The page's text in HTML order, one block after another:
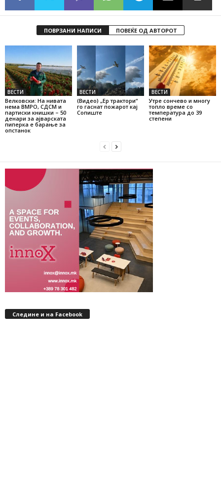
ПОВРЗАНИ НАПИСИ ПОВЕЌЕ ОД АВТОРОТ
ВЕСТИ
Велковски: На нивата
нема ВМРО, СДСМ и
партиски книшки – 50
денари за ајварската
пиперка е барање за
опстанок
ВЕСТИ
(Видео) „Ер трактори“
го гаснат пожарот кај
Сопиште
ВЕСТИ
Утре сончево и многу
топло време со
температура до 39
степени
Следине и на Facebook